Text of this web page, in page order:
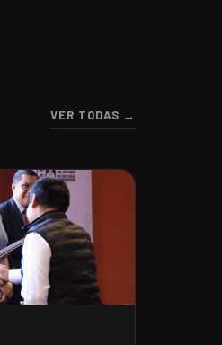
VER TODAS →